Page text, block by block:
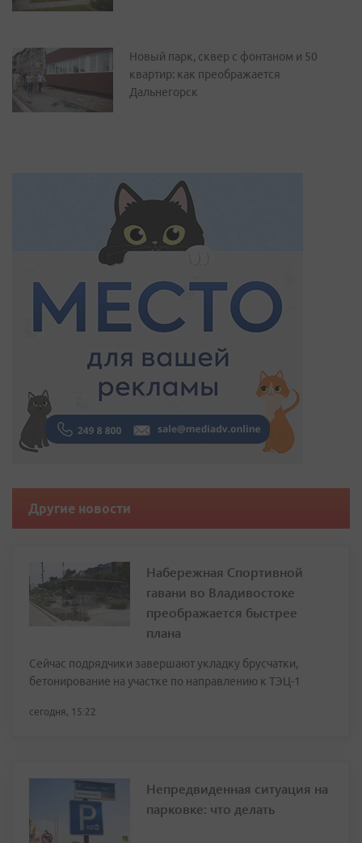
Новый парк, сквер с фонтаном и 50
квартир: как преображается
Дальнегорск
Другие новости
Набережная Спортивной
гавани во Владивостоке
преображается быстрее
плана
Сейчас подрядчики завершают укладку брусчатки,
бетонирование на участке по направлению к ТЭЦ-1
сегодня, 15:22
Непредвиденная ситуация на
парковке: что делать